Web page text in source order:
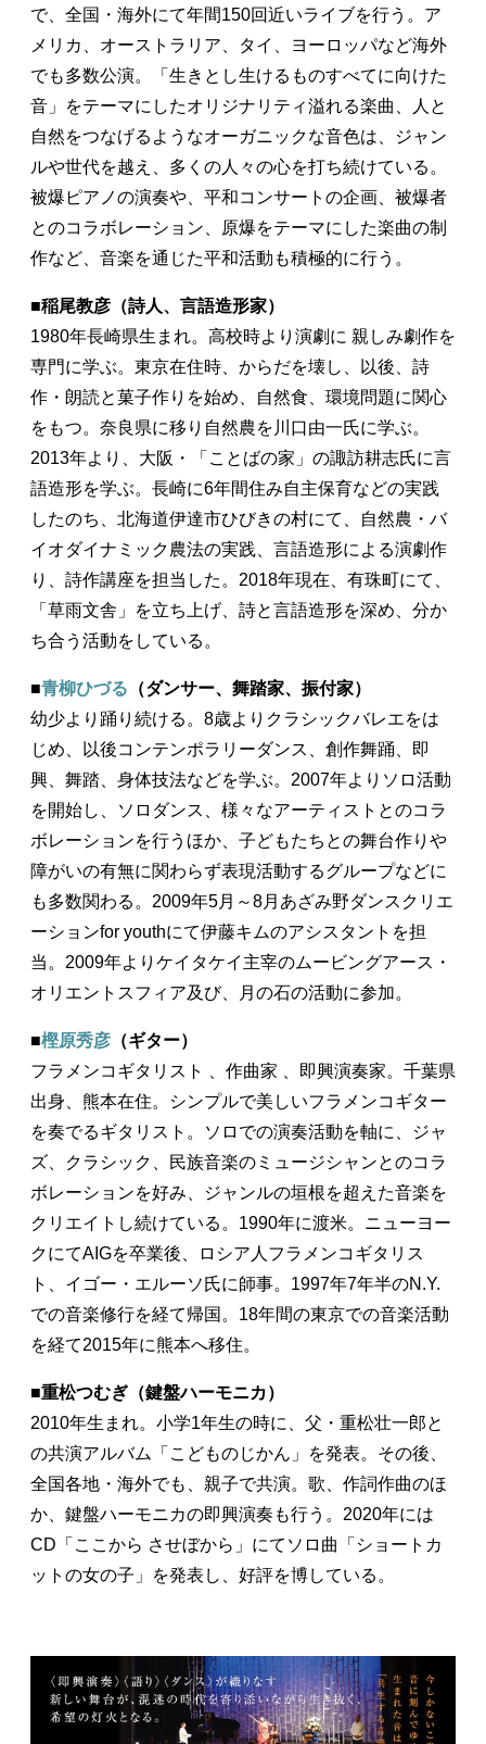
で、全国・海外にて年間150回近いライブを行う。ア
メリカ、オーストラリア、タイ、ヨーロッパなど海外
でも多数公演。「生きとし生けるものすべてに向けた
音」をテーマにしたオリジナリティ溢れる楽曲、人と
自然をつなげるようなオーガニックな音色は、ジャン
ルや世代を越え、多くの人々の心を打ち続けている。
被爆ピアノの演奏や、平和コンサートの企画、被爆者
とのコラボレーション、原爆をテーマにした楽曲の制
作など、音楽を通じた平和活動も積極的に行う。
■稲尾教彦（詩人、言語造形家）
1980年長崎県生まれ。高校時より演劇に 親しみ劇作を
専門に学ぶ。東京在住時、からだを壊し、以後、詩
作・朗読と菓子作りを始め、自然食、環境問題に関心
をもつ。奈良県に移り自然農を川口由一氏に学ぶ。
2013年より、大阪・「ことばの家」の諏訪耕志氏に言
語造形を学ぶ。長崎に6年間住み自主保育などの実践
したのち、北海道伊達市ひびきの村にて、自然農・バ
イオダイナミック農法の実践、言語造形による演劇作
り、詩作講座を担当した。2018年現在、有珠町にて、
「草雨文舎」を立ち上げ、詩と言語造形を深め、分か
ち合う活動をしている。
■青柳ひづる （ダンサー、舞踏家、振付家）
幼少より踊り続ける。8歳よりクラシックバレエをは
じめ、以後コンテンポラリーダンス、創作舞踊、即
興、舞踏、身体技法などを学ぶ。2007年よりソロ活動
を開始し、ソロダンス、様々なアーティストとのコラ
ボレーションを行うほか、子どもたちとの舞台作りや
障がいの有無に関わらず表現活動するグループなどに
も多数関わる。2009年5月～8月あざみ野ダンスクリエ
ーションfor youthにて伊藤キムのアシスタントを担
当。2009年よりケイタケイ主宰のムービングアース・
オリエントスフィア及び、月の石の活動に参加。
■樫原秀彦 （ギター）
フラメンコギタリスト 、作曲家 、即興演奏家。千葉県
出身、熊本在住。シンプルで美しいフラメンコギター
を奏でるギタリスト。ソロでの演奏活動を軸に、ジャ
ズ、クラシック、民族音楽のミュージシャンとのコラ
ボレーションを好み、ジャンルの垣根を超えた音楽を
クリエイトし続けている。1990年に渡米。ニューヨー
クにてAIGを卒業後、ロシア人フラメンコギタリス
ト、イゴー・エルーソ氏に師事。1997年7年半のN.Y.
での音楽修行を経て帰国。18年間の東京での音楽活動
を経て2015年に熊本へ移住。
■重松つむぎ（鍵盤ハーモニカ）
2010年生まれ。小学1年生の時に、父・重松壮一郎と
の共演アルバム「こどものじかん」を発表。その後、
全国各地・海外でも、親子で共演。歌、作詞作曲のほ
か、鍵盤ハーモニカの即興演奏も行う。2020年には
CD「ここから させぼから」にてソロ曲「ショートカ
ットの女の子」を発表し、好評を博している。